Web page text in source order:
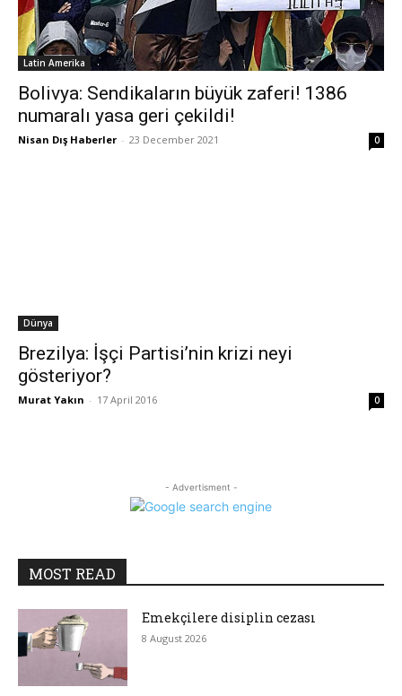
Latin Amerika
Bolivya: Sendikaların büyük zaferi! 1386
numaralı yasa geri çekildi!
Nisan Dış Haberler - 23 December 2021 0
Dünya
Brezilya: İşçi Partisi’nin krizi neyi
gösteriyor?
Murat Yakın - 17 April 2016 0
- Advertisment -
MOST READ
Emekçilere disiplin cezası
8 August 2026